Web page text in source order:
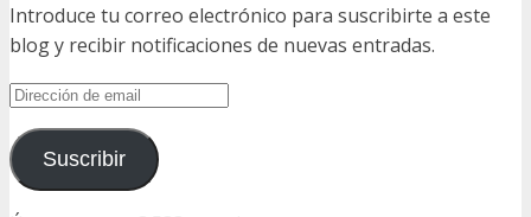
Introduce tu correo electrónico para suscribirte a este
blog y recibir notificaciones de nuevas entradas.
Dirección
emailSuscribir